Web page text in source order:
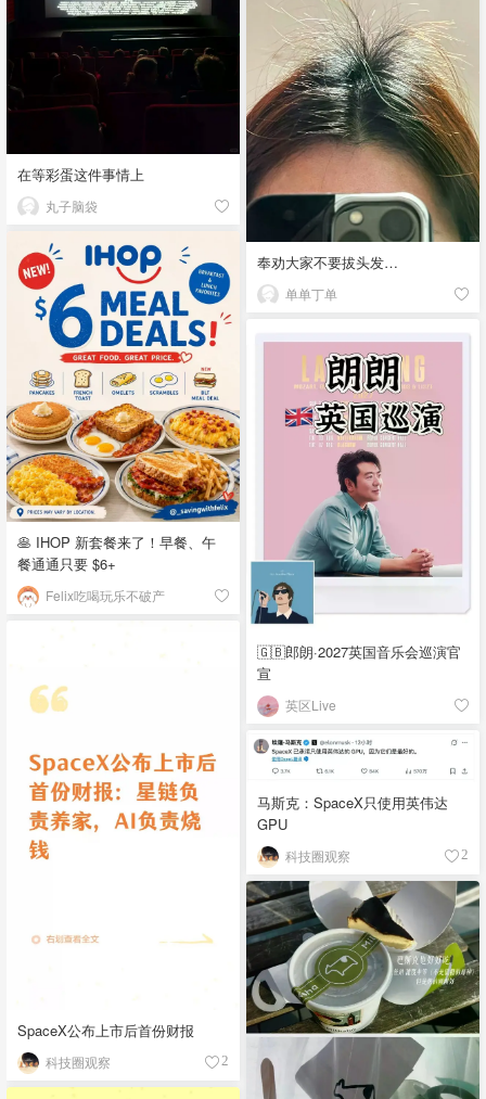
在等彩蛋这件事情上
丸子脑袋
奉劝大家不要拔头发…
单单丁单
🥞 IHOP 新套餐来了！早餐、午
餐通通只要 $6+
Felix吃喝玩乐不破产
🇬🇧郎朗·2027英国音乐会巡演官
宣
英区Live
SpaceX公布上市后首份财报
科技圈观察 2
马斯克：SpaceX只使用英伟达
GPU
科技圈观察 2